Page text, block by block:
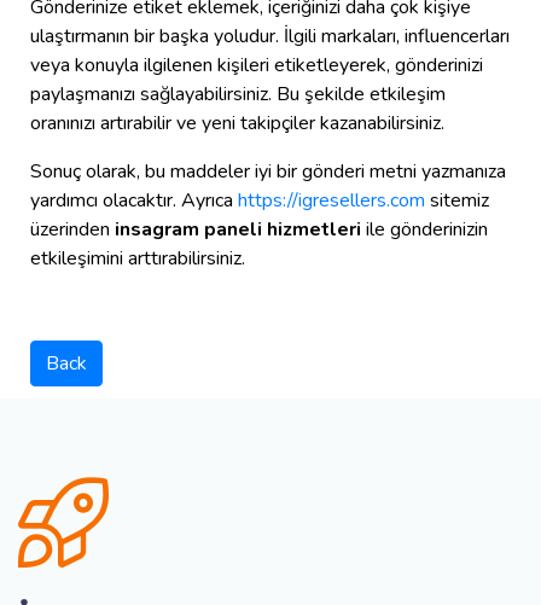
Gönderinize etiket eklemek, içeriğinizi daha çok kişiye
ulaştırmanın bir başka yoludur. İlgili markaları, influencerları
veya konuyla ilgilenen kişileri etiketleyerek, gönderinizi
paylaşmanızı sağlayabilirsiniz. Bu şekilde etkileşim
oranınızı artırabilir ve yeni takipçiler kazanabilirsiniz.
Sonuç olarak, bu maddeler iyi bir gönderi metni yazmanıza
yardımcı olacaktır. Ayrıca https://igresellers.com sitemiz
üzerinden insagram paneli hizmetleri ile gönderinizin
etkileşimini arttırabilirsiniz.
Back